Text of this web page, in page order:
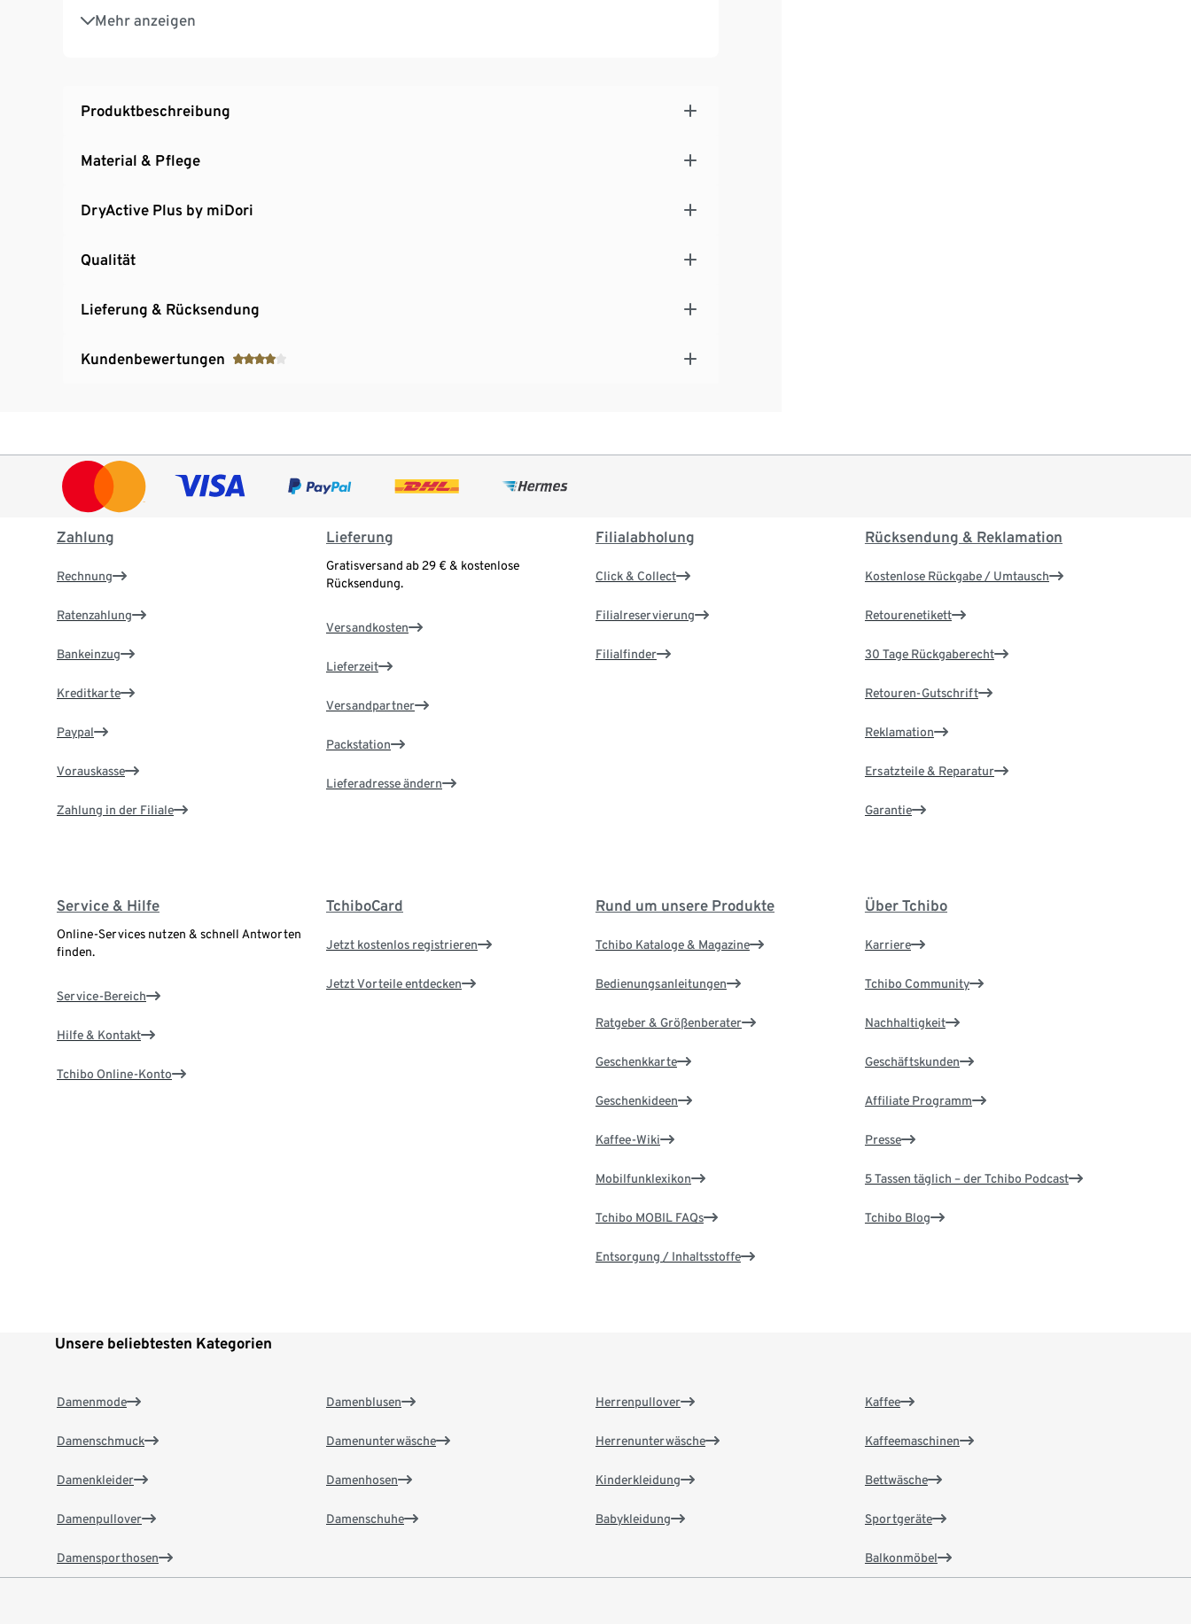
Mehr anzeigen
Weiches, elastisches Material – hoher Tragekomfort und optimale Bewegungsfreiheit
Produktbeschreibung
Material & Pflege
DryActive Plus by miDori
Qualität
Lieferung & Rücksendung
Kundenbewertungen
Zahlung
Rechnung
Ratenzahlung
Bankeinzug
Kreditkarte
Paypal
Vorauskasse
Zahlung in der Filiale
Lieferung
Gratisversand ab 29 € & kostenlose
Rücksendung.
Versandkosten
Lieferzeit
Versandpartner
Packstation
Lieferadresse ändern
Filialabholung
Click & Collect
Filialreservierung
Filialfinder
Rücksendung & Reklamation
Kostenlose Rückgabe / Umtausch
Retourenetikett
30 Tage Rückgaberecht
Retouren-Gutschrift
Reklamation
Ersatzteile & Reparatur
Garantie
Service & Hilfe
Online-Services nutzen & schnell Antworten
finden.
Service-Bereich
Hilfe & Kontakt
Tchibo Online-Konto
TchiboCard
Jetzt kostenlos registrieren
Jetzt Vorteile entdecken
Rund um unsere Produkte
Tchibo Kataloge & Magazine
Bedienungsanleitungen
Ratgeber & Größenberater
Geschenkkarte
Geschenkideen
Kaffee-Wiki
Mobilfunklexikon
Tchibo MOBIL FAQs
Entsorgung / Inhaltsstoffe
Über Tchibo
Karriere
Tchibo Community
Nachhaltigkeit
Geschäftskunden
Affiliate Programm
Presse
5 Tassen täglich – der Tchibo Podcast
Tchibo Blog
Unsere beliebtesten Kategorien
Damenmode
Damenschmuck
Damenkleider
Damenpullover
Damensporthosen
Damenblusen
Damenunterwäsche
Damenhosen
Damenschuhe
Herrenpullover
Herrenunterwäsche
Kinderkleidung
Babykleidung
Kaffee
Kaffeemaschinen
Bettwäsche
Sportgeräte
Balkonmöbel